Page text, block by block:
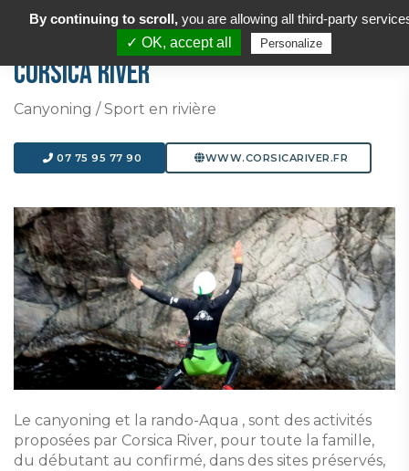
CORSICA RIVER
Canyoning / Sport en rivière
07 75 95 77 90 WWW.CORSICARIVER.FR
Le canyoning et la rando-Aqua , sont des activités
proposées par Corsica River, pour toute la famille,
du débutant au confirmé, dans des sites préservés,
By continuing to scroll,you are allowing all third-party
✓ OK, accept all
Personalize